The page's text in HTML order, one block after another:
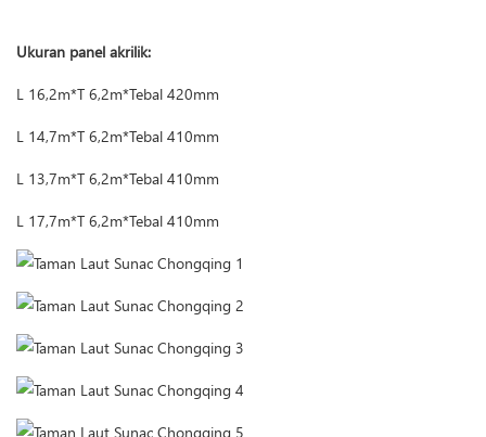
Ukuran panel akrilik:
L 16,2m*T 6,2m*Tebal 420mm
L 14,7m*T 6,2m*Tebal 410mm
L 13,7m*T 6,2m*Tebal 410mm
L 17,7m*T 6,2m*Tebal 410mm